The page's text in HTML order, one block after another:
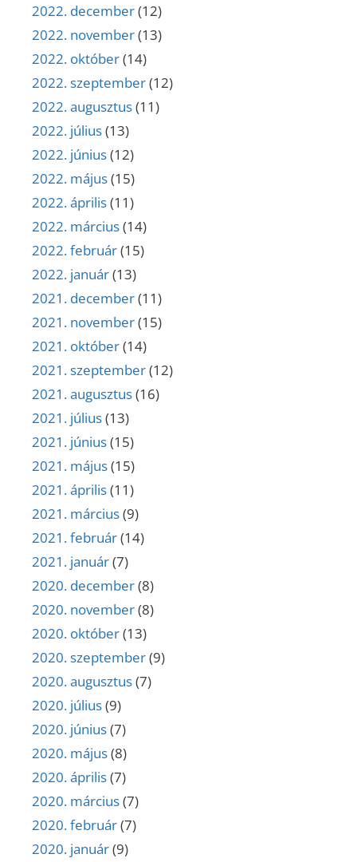
2022. december(12)
2022. november(13)
2022. október(14)
2022. szeptember(12)
2022. augusztus(11)
2022. július(13)
2022. június(12)
2022. május(15)
2022. április(11)
2022. március(14)
2022. február(15)
2022. január(13)
2021. december(11)
2021. november(15)
2021. október(14)
2021. szeptember(12)
2021. augusztus(16)
2021. július(13)
2021. június(15)
2021. május(15)
2021. április(11)
2021. március(9)
2021. február(14)
2021. január(7)
2020. december(8)
2020. november(8)
2020. október(13)
2020. szeptember(9)
2020. augusztus(7)
2020. július(9)
2020. június(7)
2020. május(8)
2020. április(7)
2020. március(7)
2020. február(7)
2020. január(9)